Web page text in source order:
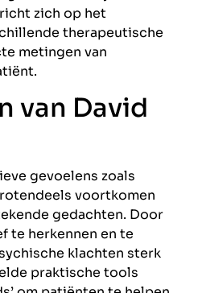
zich op het
therapeutische
metingen van
van David
gevoelens zoals
voortkomen
gedachten. Door
te herkennen en te
klachten sterk
praktische tools